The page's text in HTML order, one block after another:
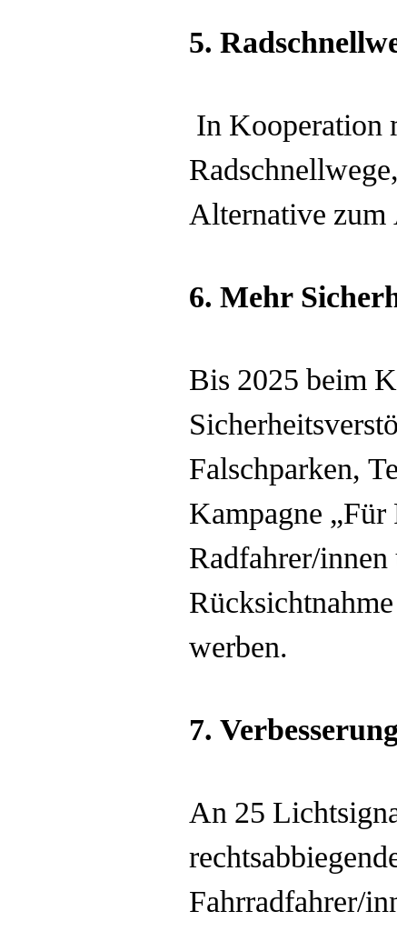
5.
In Kooperation
Alternative zum
6. Mehr
Bis 2025 beim
Falschparken,
Kampagne
Radfahrer/
werben.
7.
An 25
Fahrradfahrer/